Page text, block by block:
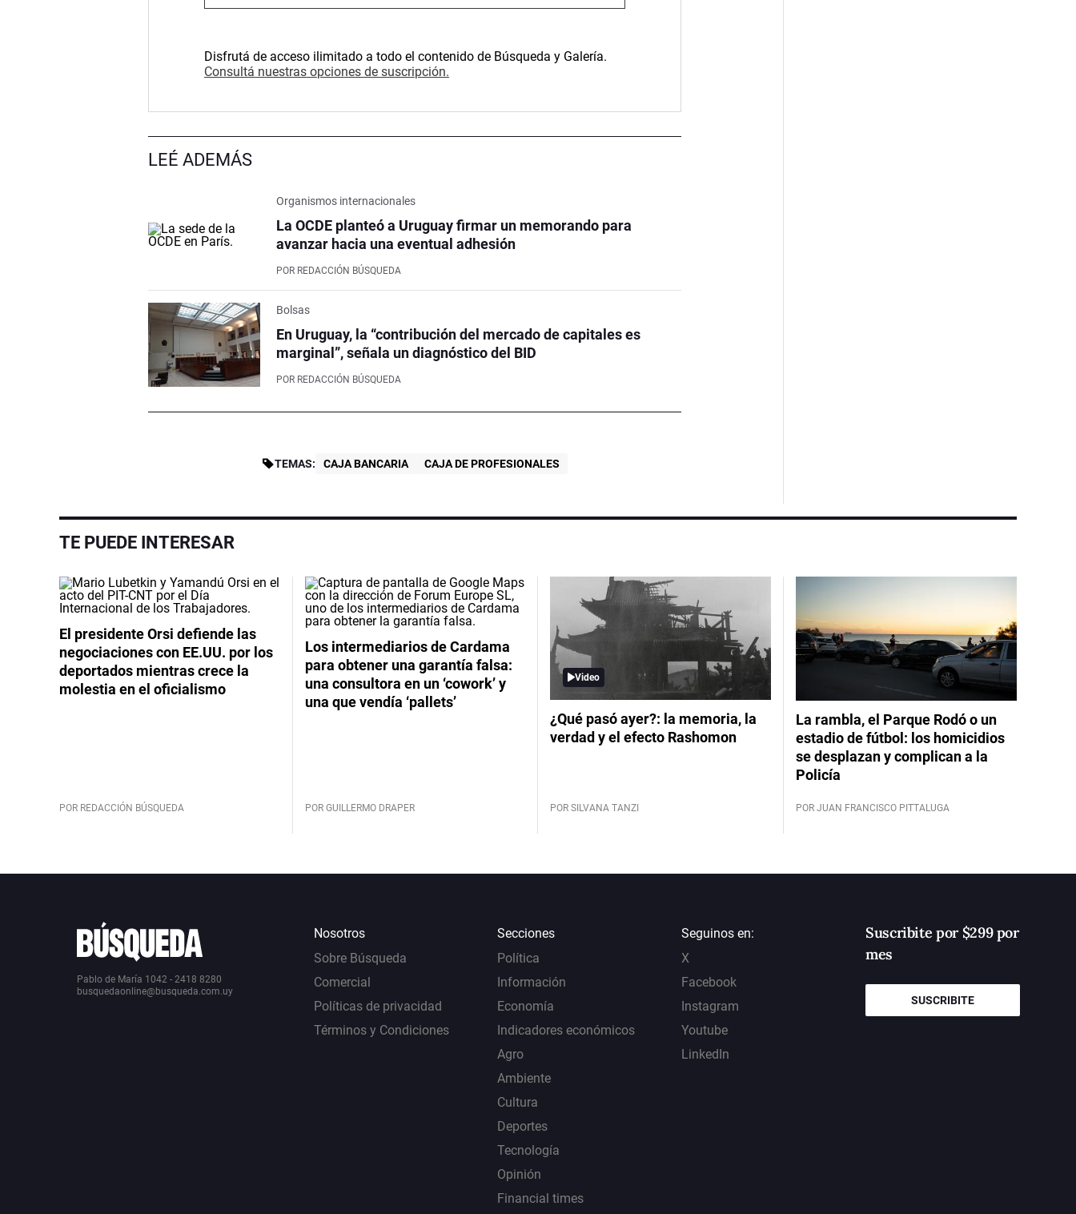
Disfrutá de acceso ilimitado a todo el contenido de Búsqueda y Galería.
Consultá nuestras opciones de suscripción.
LEÉ ADEMÁS
Organismos internacionales
La OCDE planteó a Uruguay firmar un memorando para
avanzar hacia una eventual adhesión
POR REDACCIÓN BÚSQUEDA
Bolsas
En Uruguay, la “contribución del mercado de capitales es
marginal”, señala un diagnóstico del BID
POR REDACCIÓN BÚSQUEDA
TEMAS: CAJA BANCARIA CAJA DE PROFESIONALES
TE PUEDE INTERESAR
El presidente Orsi defiende las
negociaciones con EE.UU. por los
deportados mientras crece la
molestia en el oficialismo
POR REDACCIÓN BÚSQUEDA
Los intermediarios de Cardama
para obtener una garantía falsa:
una consultora en un ‘cowork’ y
una que vendía ‘pallets’
POR GUILLERMO DRAPER
Video
¿Qué pasó ayer?: la memoria, la
verdad y el efecto Rashomon
POR SILVANA TANZI
La rambla, el Parque Rodó o un
estadio de fútbol: los homicidios
se desplazan y complican a la
Policía
POR JUAN FRANCISCO PITTALUGA
Pablo de María 1042 - 2418 8280
busquedaonline@busqueda.com.uy
Nosotros
Sobre Búsqueda
Comercial
Políticas de privacidad
Términos y Condiciones
Secciones
Política
Información
Economía
Indicadores económicos
Agro
Ambiente
Cultura
Deportes
Tecnología
Opinión
Financial times
Seguinos en:
X
Facebook
Instagram
Youtube
LinkedIn
Suscribite por $299 por
mes
SUSCRIBITE